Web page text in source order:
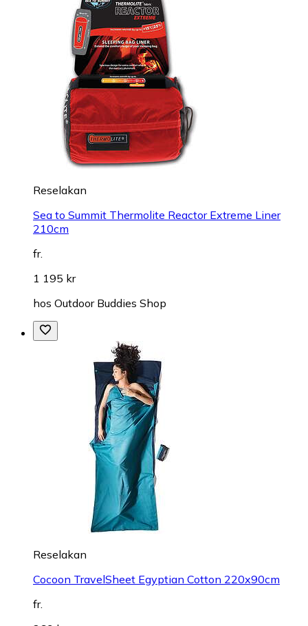
Reselakan
Sea to Summit Thermolite Reactor Extreme Liner
210cm
fr.
1 195 kr
hos Outdoor Buddies Shop
Reselakan
Cocoon TravelSheet Egyptian Cotton 220x90cm
fr.